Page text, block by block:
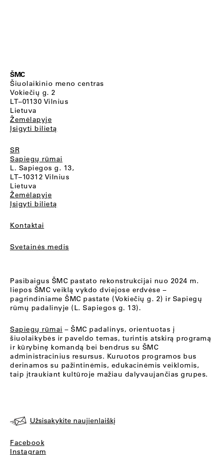
ŠMC
Šiuolaikinio meno centras
Vokiečių g. 2
LT–01130 Vilnius
Lietuva
Žemėlapyje
Įsigyti bilietą
SR
Sapiegų rūmai
L. Sapiegos g. 13,
LT–10312 Vilnius
Lietuva
Žemėlapyje
Įsigyti bilietą
Kontaktai
Svetainės medis
Pasibaigus ŠMC pastato rekonstrukcijai nuo 2024 m.
liepos ŠMC veiklą vykdo dviejose erdvėse –
pagrindiniame ŠMC pastate (Vokiečių g. 2) ir Sapiegų
rūmų padalinyje (L. Sapiegos g. 13).
Sapiegų rūmai – ŠMC padalinys, orientuotas į
šiuolaikybės ir paveldo temas, turintis atskirą programą
ir kūrybinę komandą bei bendrus su ŠMC
administracinius resursus. Kuruotos programos bus
derinamos su pažintinėmis, edukacinėmis veiklomis,
taip įtraukiant kultūroje mažiau dalyvaujančias grupes.
Užsisakykite naujienlaiškį
Facebook
Instagram